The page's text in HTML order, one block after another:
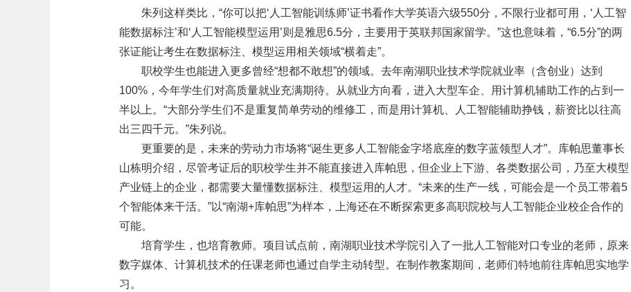
朱列这样类比，“你可以把‘人工智能训练师’证书看作大学英语六级550分，不限行业都可用，‘人工智
能数据标注’和‘人工智能模型运用’则是雅思6.5分，主要用于英联邦国家留学。”这也意味着，“6.5分”的两
张证能让考生在数据标注、模型运用相关领域“横着走”。
职校学生也能进入更多曾经“想都不敢想”的领域。去年南湖职业技术学院就业率（含创业）达到
100%，今年学生们对高质量就业充满期待。从就业方向看，进入大型车企、用计算机辅助工作的占到一
半以上。“大部分学生们不是重复简单劳动的维修工，而是用计算机、人工智能辅助挣钱，薪资比以往高
出三四千元。”朱列说。
更重要的是，未来的劳动力市场将“诞生更多人工智能金字塔底座的数字蓝领型人才”。库帕思董事长
山栋明介绍，尽管考证后的职校学生并不能直接进入库帕思，但企业上下游、各类数据公司，乃至大模型
产业链上的企业，都需要大量懂数据标注、模型运用的人才。“未来的生产一线，可能会是一个员工带着5
个智能体来干活。”以“南湖+库帕思”为样本，上海还在不断探索更多高职院校与人工智能企业校企合作的
可能。
培育学生，也培育教师。项目试点前，南湖职业技术学院引入了一批人工智能对口专业的老师，原来
数字媒体、计算机技术的任课老师也通过自学主动转型。在制作教案期间，老师们特地前往库帕思实地学
习。